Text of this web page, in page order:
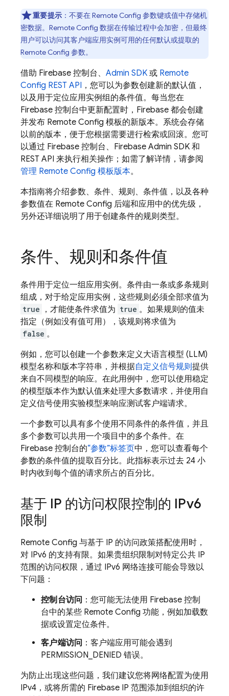
重要提示 ：不要在Remote Config 参数键或值中存储机
密数据。 Remote Config 数据在传输过程中会加密，但最终
用户可以访问其客户端应用实例可用的任何默认或提取的
Remote Config 参数。
借助 Firebase 控制台、 Admin SDK 或 Remote
Config REST API ，您可以为参数创建新的默认值，
以及用于定位应用实例组的条件值。每当您在
Firebase 控制台中更新配置时，Firebase 都会创建
并发布 Remote Config 模板的新版本。系统会存储
以前的版本，便于您根据需要进行检索或回滚。您可
以通过 Firebase 控制台、 Firebase Admin SDK 和
REST API 来执行相关操作；如需了解详情，请参阅
管理 Remote Config 模板版本。
本指南将介绍参数、条件、规则、条件值，以及各种
参数值在 Remote Config 后端和应用中的优先级，
另外还详细说明了用于创建条件的规则类型。
条件、规则和条件值
条件用于定位一组应用实例。条件由一条或多条规则
组成，对于给定应用实例，这些规则必须全部求值为
true ，才能使条件求值为 true 。如果规则的值未
指定（例如没有值可用），该规则将求值为
false 。
例如，您可以创建一个参数来定义大语言模型 (LLM)
模型名称和版本字符串，并根据自定义信号规则提供
来自不同模型的响应。在此用例中，您可以使用稳定
的模型版本作为默认值来处理大多数请求，并使用自
定义信号使用实验模型来响应测试客户端请求。
一个参数可以具有多个使用不同条件的条件值，并且
多个参数可以共用一个项目中的多个条件。在
Firebase 控制台的“参数”标签页中，您可以查看每个
参数的条件值的提取百分比。此指标表示过去 24 小
时内收到每个值的请求所占的百分比。
基于 IP 的访问权限控制的 IPv6
限制
Remote Config 与基于 IP 的访问政策搭配使用时，
对 IPv6 的支持有限。如果贵组织限制对特定公共 IP
范围的访问权限，通过 IPv6 网络连接可能会导致以
下问题：
控制台访问 ：您可能无法使用 Firebase 控制
台中的某些 Remote Config 功能，例如加载数
据或设置定位条件。
客户端访问 ：客户端应用可能会遇到
PERMISSION_DENIED 错误。
为防止出现这些问题，我们建议您将网络配置为使用
IPv4，或将所需的 Firebase IP 范围添加到组织的许